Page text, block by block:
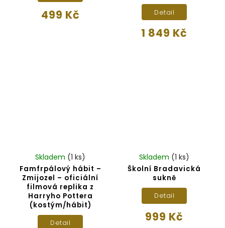
499 Kč
1 849 Kč
Detail
Famfrpálový hábit –
Zmijozel – oficiální
filmová replika z
Harryho Pottera
(kostým/hábit)
Skladem (1 ks)
Detail
Školní Bradavická
sukně
Skladem (1 ks)
999 Kč
Detail